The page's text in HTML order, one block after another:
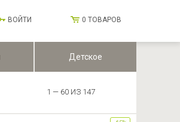
1 — 60 ИЗ 147
ВОЙТИ 0 ТОВАРОВ
Детское